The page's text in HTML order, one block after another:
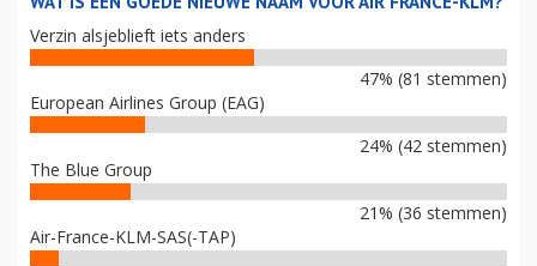
Verzin alsjeblieft iets anders
47% (81 stemmen)
European Airlines Group (EAG)
24% (42 stemmen)
The Blue Group
21% (36 stemmen)
Air-France-KLM-SAS(-TAP)